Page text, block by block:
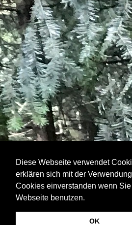
Diese Webseite verwendet
erklären sich mit der
Cookies einverstanden wenn
Webseite benutzen.
OK